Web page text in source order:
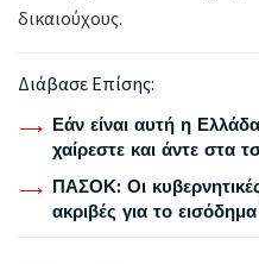
δικαιούχους.
Διάβασε Επίσης:
Εάν είναι αυτή η
χαίρεστε και άντε στα
ΠΑΣΟΚ: Οι
ακριβές για το